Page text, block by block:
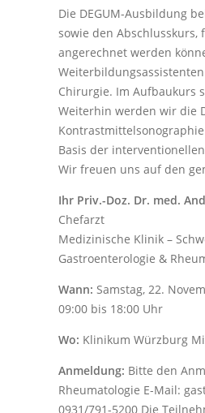
Die DEGUM-Ausbildung
sowie den
angerechnet werden
Chirurgie. Im Aufbaukurs
Weiterhin werden wir die
Basis der
Wir freuen uns auf den
Ihr Priv.-Doz. Dr. med.
Chefarzt
Medizinische Klinik –
Gastroenterologie &
Wann: Samstag, 22.
09:00 bis 18:00 Uhr
Wo: Klinikum Würzburg
Anmeldung: Bitte den
Rheumatologie E-Mail:
0931/791-5200 Die